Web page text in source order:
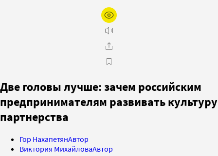
Две головы лучше: зачем российским
предпринимателям развивать культуру
партнерства
Гор НахапетянАвтор
Виктория МихайловаАвтор